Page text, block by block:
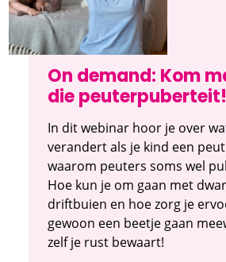
On demand: Kom
die peuterpuberteit!
In dit webinar hoor je over
verandert als je kind een
waarom peuters soms wel
Hoe kun je om gaan met
driftbuien en hoe zorg je
gewoon een beetje gaan
zelf je rust bewaart!